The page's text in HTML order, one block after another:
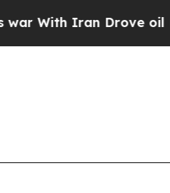
oil Prices Higher,